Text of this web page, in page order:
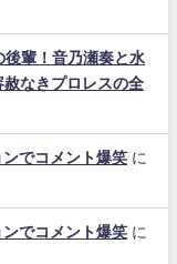
後輩！音乃瀬奏と水
なきプロレスの全
ンでコメント爆笑 に
ンでコメント爆笑 に